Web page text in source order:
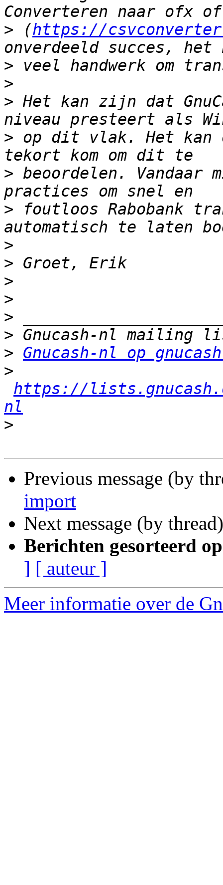
> (https://
>
>
> Het kan zijn dat
> op dit vlak. Het kan
> beoordelen.
> foutloos Rabobank
>
>
>
>
>
>
> Gnucash-nl op
>
https://
nl
>
Previous message (by
import
Next message (by
Berichten gesorteerd
] [ auteur ]
Meer informatie over de